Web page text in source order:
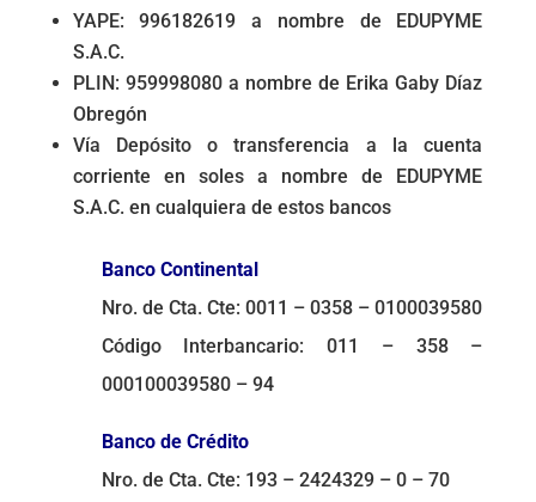
YAPE: 996182619 a nombre de EDUPYME
S.A.C.
PLIN: 959998080 a nombre de Erika Gaby Díaz
Obregón
Vía Depósito o transferencia a la cuenta
corriente en soles a nombre de EDUPYME
S.A.C. en cualquiera de estos bancos
Banco Continental
Nro. de Cta. Cte: 0011 – 0358 – 0100039580
Código Interbancario: 011 – 358 –
000100039580 – 94
Banco de Crédito
Nro. de Cta. Cte: 193 – 2424329 – 0 – 70